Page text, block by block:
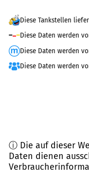
Diese Tankstellen
Diese Daten werden
Diese Daten werden
Diese Daten werden
ⓘ Die auf dieser
Daten dienen